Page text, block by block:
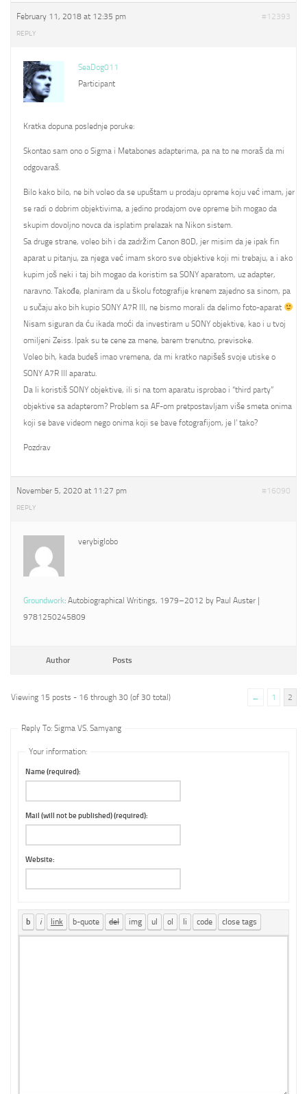
February 11, 2018 at 12:35 pm #12393
REPLY
SeaDog011
Participant
Kratka dopuna poslednje poruke:
Skontao sam ono o Sigma i Metabones adapterima, pa na to ne moraš da mi
odgovaraš.
Bilo kako bilo, ne bih voleo da se upuštam u prodaju opreme koju već imam, jer
se radi o dobrim objektivima, a jedino prodajom ove opreme bih mogao da
skupim dovoljno novca da isplatim prelazak na Nikon sistem.
Sa druge strane, voleo bih i da zadržim Canon 80D, jer misim da je ipak fin
aparat u pitanju, za njega već imam skoro sve objektive koji mi trebaju, a i ako
kupim još neki i taj bih mogao da koristim sa SONY aparatom, uz adapter,
naravno. Takođe, planiram da u školu fotografije krenem zajedno sa sinom, pa
u sučaju ako bih kupio SONY A7R III, ne bismo morali da delimo foto-aparat
Nisam siguran da ću ikada moći da investiram u SONY objektive, kao i u tvoj
omiljeni Zeiss. Ipak su te cene za mene, barem trenutno, previsoke.
Voleo bih, kada budeš imao vremena, da mi kratko napišeš svoje utiske o
SONY A7R III aparatu.
Da li koristiš SONY objektive, ili si na tom aparatu isprobao i “third party”
objektive sa adapterom? Problem sa AF-om pretpostavljam više smeta onima
koji se bave videom nego onima koji se bave fotografijom, je l’ tako?
Pozdrav
November 5, 2020 at 11:27 pm #16090
REPLY
verybiglobo
Groundwork: Autobiographical Writings, 1979–2012 by Paul Auster |
9781250245809
Author Posts
Viewing 15 posts - 16 through 30 (of 30 total) ← 1 2
Reply To: Sigma VS. Samyang
Your information:
Name (required):
Mail (will not be published) (required):
Website: